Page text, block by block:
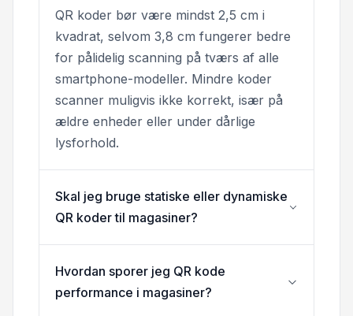
QR koder bør være mindst 2,5 cm i
kvadrat, selvom 3,8 cm fungerer bedre
for pålidelig scanning på tværs af alle
smartphone-modeller. Mindre koder
scanner muligvis ikke korrekt, især på
ældre enheder eller under dårlige
lysforhold.
Skal jeg bruge statiske eller dynamiske
QR koder til magasiner?
Hvordan sporer jeg QR kode
performance i magasiner?